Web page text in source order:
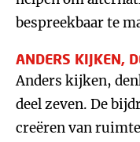
bespreekbaar te
ANDERS KIJKEN,
Anders kijken,
deel zeven. De
creëren van